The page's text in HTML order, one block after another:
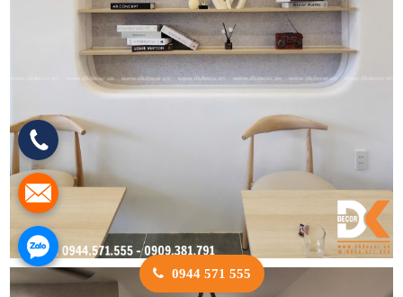
0944 571 555